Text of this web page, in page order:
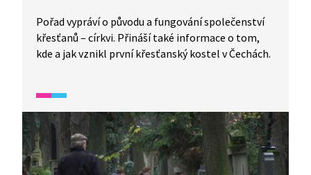
Pořad vypráví o původu a fungování společenství
křesťanů – církvi. Přináší také informace o tom,
kde a jak vznikl první křesťanský kostel v Čechách.